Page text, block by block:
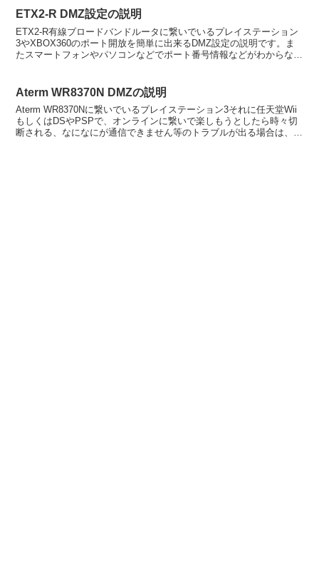
ETX2-R DMZ設定の説明
ETX2-R有線ブロードバンドルータに繋いでいるプレイステーション
3やXBOX360のポート開放を簡単に出来るDMZ設定の説明です。ま
たスマートフォンやパソコンなどでポート番号情報などがわからない
Aterm WR8370N DMZの説明
Aterm WR8370Nに繋いでいるプレイステーション3それに任天堂Wii
もしくはDSやPSPで、オンラインに繋いで楽しもうとしたら時々切
断される、なになにが通信できません等のトラブルが出る場合は、簡